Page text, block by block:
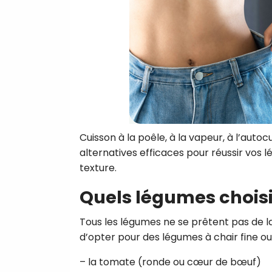
Cuisson à la poêle, à la vapeur, à
alternatives efficaces pour réussir vos
texture.
Quels légumes
Tous les légumes ne se prêtent pas de
d’opter pour des légumes à chair fine
– la tomate (ronde ou cœur de bœuf)